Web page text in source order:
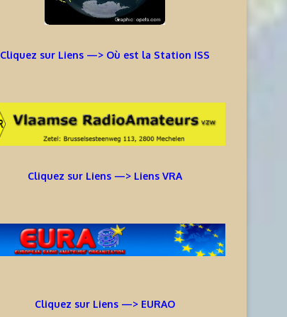
Cliquez sur Liens —> Où est la Station ISS
Cliquez sur Liens —> Liens VRA
Cliquez sur Liens —> EURAO